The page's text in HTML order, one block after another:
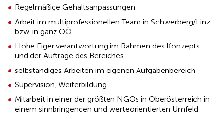
Regelmäßige Gehaltsanpassungen
Arbeit im multiprofessionellen Team in Schwerberg/Linz
bzw. in ganz OÖ
Hohe Eigenverantwortung im Rahmen des Konzepts
und der Aufträge des Bereiches
selbständiges Arbeiten im eigenen Aufgabenbereich
Supervision, Weiterbildung
Mitarbeit in einer der größten NGOs in Oberösterreich in
einem sinnbringenden und werteorientierten Umfeld